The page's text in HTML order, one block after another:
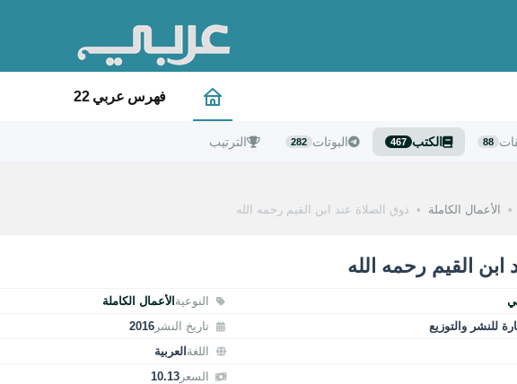
فهرس عربي 22
88 الكتب 467 البوتات 282 الترتيب
• الأعمال الكاملة • ذوق الصلاة عند ابن القيم رحمه الله
ابن القيم رحمه الله
النوعية الأعمال الكاملة
للنشر والتوزيع تاريخ النشر 2016
اللغة العربية
السعر 10.13